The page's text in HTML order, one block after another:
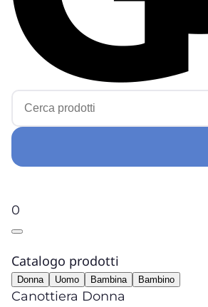
0
Catalogo prodotti
Donna Uomo Bambina Bambino
Canottiera Donna